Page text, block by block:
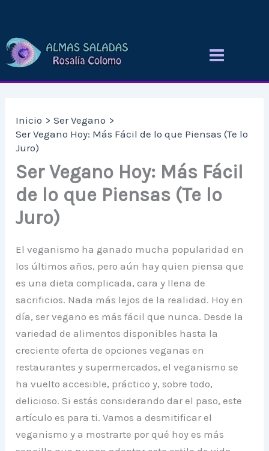
contenido
Inicio
Ser Vegano
Ser Vegano Hoy: Más Fácil de lo que Piensas (Te lo
Juro)
Ser Vegano Hoy: Más Fácil
de lo que Piensas (Te lo
Juro)
El veganismo ha ganado mucha popularidad en
los últimos años, pero aún hay quien piensa que
es una dieta complicada, cara y llena de
sacrificios. Nada más lejos de la realidad. Hoy en
día, ser vegano es más fácil que nunca. Desde la
variedad de alimentos disponibles hasta la
creciente oferta de opciones veganas en
restaurantes y supermercados, el veganismo se
ha vuelto accesible, práctico y, sobre todo,
delicioso. Si estás considerando dar el paso, este
artículo es para ti. Vamos a desmitificar el
veganismo y a mostrarte por qué hoy es más